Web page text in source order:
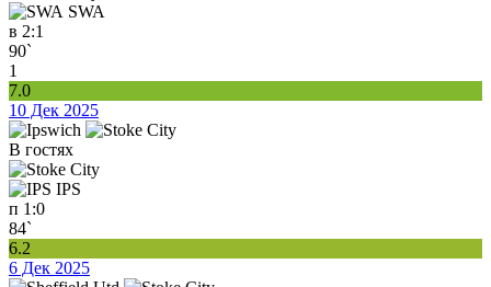
SWA
в 2:1
90`
1
7.0
10 Дек 2025
В гостях
IPS
п 1:0
84`
6.2
6 Дек 2025